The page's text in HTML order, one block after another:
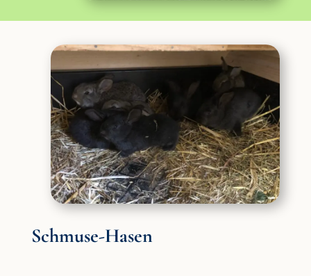
Schmuse-Hasen